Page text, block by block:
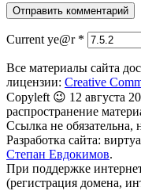
Current ye@r *
Все материалы сайта
лицензии: Creative
Copyleft 😉 12 августа
распространение
Ссылка не обязательна,
Разработка сайта:
Степан Евдокимов.
При поддержке
(регистрация домена,